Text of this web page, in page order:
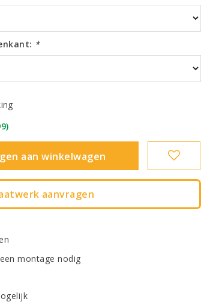
*
aan winkelwagen
aanvragen
montage nodig